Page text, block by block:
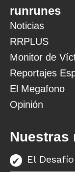
runrunes
Noticias
RRPLUS
Monitor de
Reportajes
El Megafono
Opinión
Nuestras
El